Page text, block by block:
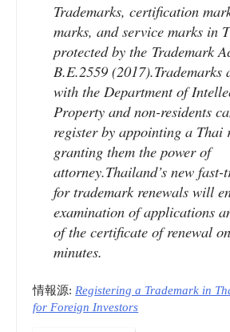
Trademarks, certification
marks, and service marks in
protected by the Trademark
B.E.2559 (2017).Trademarks
with the Department of
Property and non-residents
register by appointing a Thai
granting them the power of
attorney.Thailand’s new fast-
for trademark renewals will
examination of applications
of the certificate of renewal
minutes.
情報源:Registering a Trademark in
for Foreign Investors